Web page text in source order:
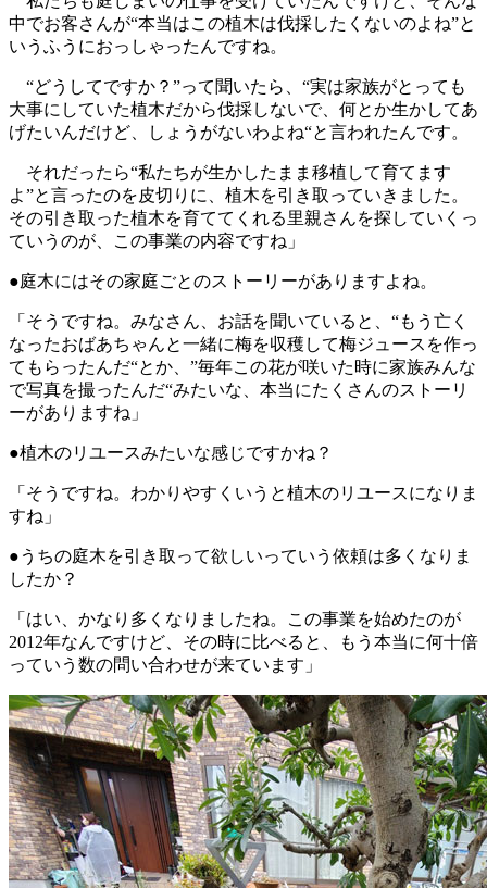
中でお客さんが“本当はこの植木は伐採したくないのよね”と
いうふうにおっしゃったんですね。
“どうしてですか？”って聞いたら、“実は家族がとっても
大事にしていた植木だから伐採しないで、何とか生かしてあ
げたいんだけど、しょうがないわよね“と言われたんです。
それだったら“私たちが生かしたまま移植して育てます
よ”と言ったのを皮切りに、植木を引き取っていきました。
その引き取った植木を育ててくれる里親さんを探していくっ
ていうのが、この事業の内容ですね」
●庭木にはその家庭ごとのストーリーがありますよね。
「そうですね。みなさん、お話を聞いていると、“もう亡く
なったおばあちゃんと一緒に梅を収穫して梅ジュースを作っ
てもらったんだ“とか、”毎年この花が咲いた時に家族みんな
で写真を撮ったんだ“みたいな、本当にたくさんのストーリ
ーがありますね」
●植木のリユースみたいな感じですかね？
「そうですね。わかりやすくいうと植木のリユースになりま
すね」
●うちの庭木を引き取って欲しいっていう依頼は多くなりま
したか？
「はい、かなり多くなりましたね。この事業を始めたのが
2012年なんですけど、その時に比べると、もう本当に何十倍
っていう数の問い合わせが来ています」